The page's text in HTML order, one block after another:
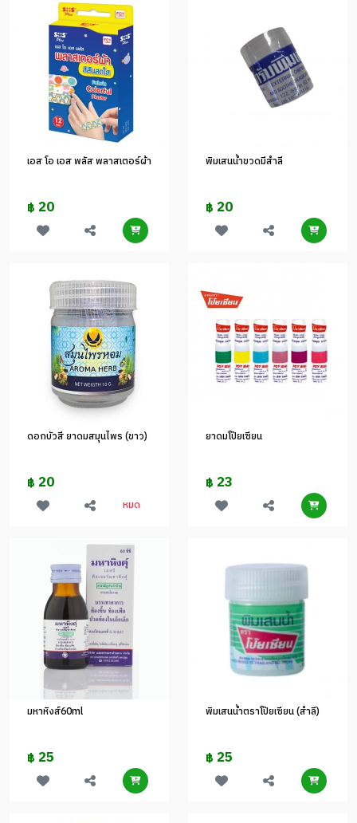
เอส โอ เอส พลัส พลาสเตอร์ผ้า
฿ 20
พิมเสนน้ำขวดมีสำลี
฿ 20
ดอกบัวสี ยาดมสมุนไพร (ขาว)
฿ 20
หมด
ยาดมโป๊ยเซียน
฿ 23
มหาหิงส์60ml
฿ 25
พิมเสนน้ำตราโป๊ยเซียน (สำลี)
฿ 25